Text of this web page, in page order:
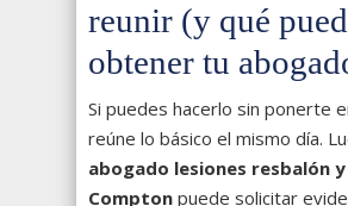
reunir (y qué
obtener tu
Si puedes hacerlo sin ponerte
reúne lo básico el mismo día.
abogado lesiones resbalón
Compton puede solicitar